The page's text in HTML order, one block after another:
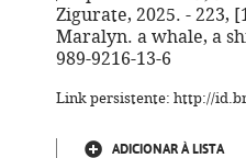
Zigurate, 2025. - 223,
Maralyn. a whale, a
989-9216-13-6
Link persistente: http://
ADICIONAR À LISTA